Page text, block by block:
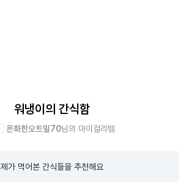
워냉이의 간식함
온화한오트밀70님의 마이컬리템
제가 먹어본 간식들을 추천해요